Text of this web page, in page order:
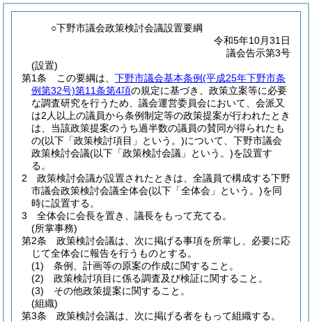
○下野市議会政策検討会議設置要綱
令和5年10月31日
議会告示第3号
(設置)
第1条
この要綱は、 下野市議会基本条例(平成25年下野市条
例第32号)第11条第4項の規定に基づき、政策立案等に必要
な調査研究を行うため、議会運営委員会において、会派又
は2人以上の議員から条例制定等の政策提案が行われたとき
は、当該政策提案のうち過半数の議員の賛同が得られたも
の(以下「政策検討項目」という。)について、下野市議会
政策検討会議(以下「政策検討会議」という。)を設置す
る。
2
政策検討会議が設置されたときは、全議員で構成する下野
市議会政策検討会議全体会(以下「全体会」という。)を同
時に設置する。
3
全体会に会長を置き、議長をもって充てる。
(所掌事務)
第2条
政策検討会議は、次に掲げる事項を所掌し、必要に応
じて全体会に報告を行うものとする。
(1)
条例、計画等の原案の作成に関すること。
(2)
政策検討項目に係る調査及び検証に関すること。
(3)
その他政策提案に関すること。
(組織)
第3条
政策検討会議は、次に掲げる者をもって組織する。